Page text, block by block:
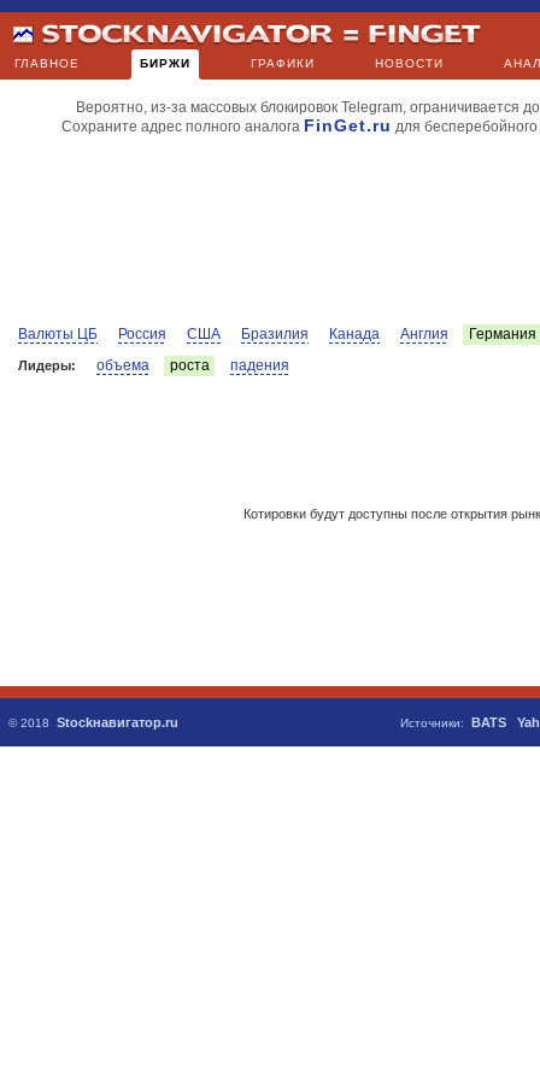
ГЛАВНОЕ БИРЖИ ГРАФИКИ НОВОСТИ
Вероятно, из-за массовых блокировок Telegram, ограничивается
Сохраните адрес полного аналога FinGet.ru для
Валюты ЦБ Россия США Бразилия Канада Англия Германия
Лидеры: объема роста падения
Котировки будут доступны после открытия
© 2018 Stockнавигатор.ru Источники: BATS